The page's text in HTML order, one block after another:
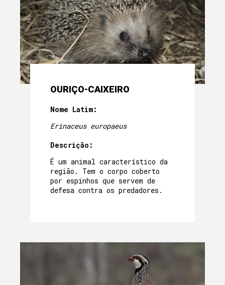
OURIÇO-CAIXEIRO
Nome Latim:
Erinaceus europaeus
Descrição:
É um animal característico da
região. Tem o corpo coberto
por espinhos que servem de
defesa contra os predadores.